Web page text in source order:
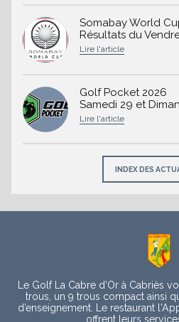
Somabay World
Résultats du
Golf Pocket 2026
Samedi 29 et
INDEX DES
Le Golf La Cabre d’Or à Cabriès
trous, un 9 trous compact ainsi
d’enseignement. Le restaurant
offrent leurs